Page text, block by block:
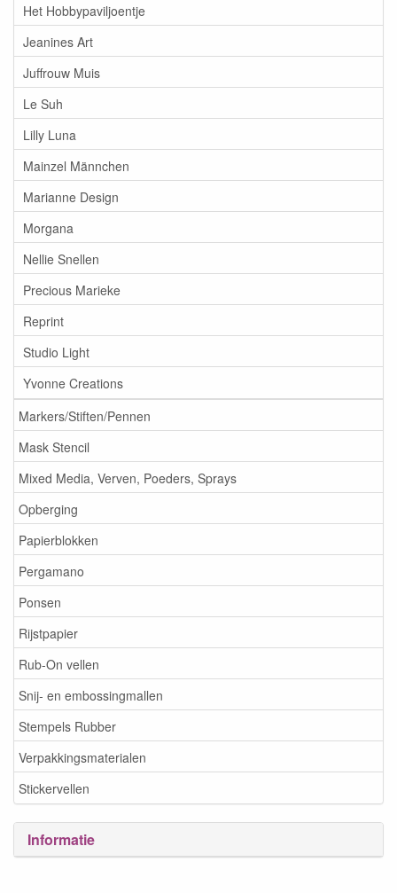
Het Hobbypaviljoentje
Jeanines Art
Juffrouw Muis
Le Suh
Lilly Luna
Mainzel Männchen
Marianne Design
Morgana
Nellie Snellen
Precious Marieke
Reprint
Studio Light
Yvonne Creations
Markers/Stiften/Pennen
Mask Stencil
Mixed Media, Verven, Poeders, Sprays
Opberging
Papierblokken
Pergamano
Ponsen
Rijstpapier
Rub-On vellen
Snij- en embossingmallen
Stempels Rubber
Verpakkingsmaterialen
Stickervellen
Informatie